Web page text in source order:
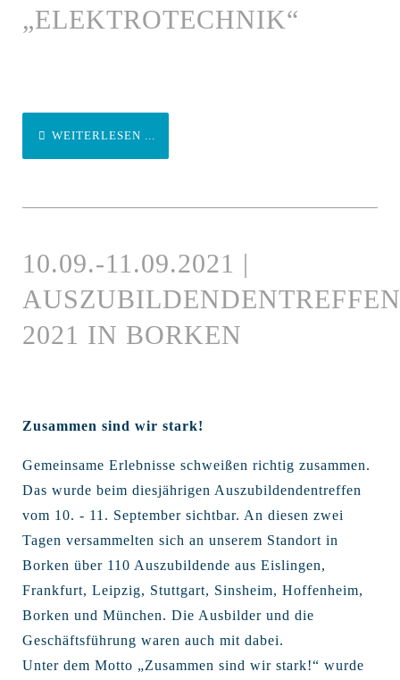
„ELEKTROTECHNIK“
WEITERLESEN ...
10.09.-11.09.2021 |
AUSZUBILDENDENTREFFEN
2021 IN BORKEN
Zusammen sind wir stark!
Gemeinsame Erlebnisse schweißen richtig zusammen.
Das wurde beim diesjährigen Auszubildendentreffen
vom 10. - 11. September sichtbar. An diesen zwei
Tagen versammelten sich an unserem Standort in
Borken über 110 Auszubildende aus Eislingen,
Frankfurt, Leipzig, Stuttgart, Sinsheim, Hoffenheim,
Borken und München. Die Ausbilder und die
Geschäftsführung waren auch mit dabei.
Unter dem Motto „Zusammen sind wir stark!“ wurde